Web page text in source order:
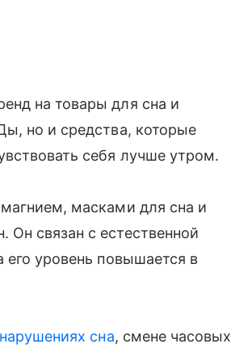
на товары для сна и
но и средства, которые
себя лучше утром.
масками для сна и
связан с естественной
уровень повышается в
сна, смене часовых